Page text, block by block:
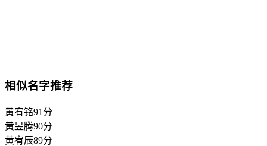
相似名字推荐
黄宥铭91分
黄昱腾90分
黄宥辰89分